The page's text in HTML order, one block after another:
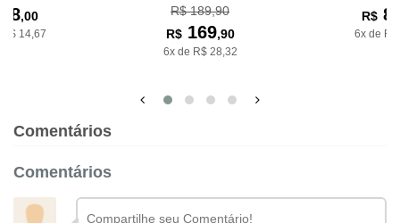
,00
14,67
R$ 189,90
R$169,90
6x de R$ 28,32
R$
6x de
Comentários
Comentários